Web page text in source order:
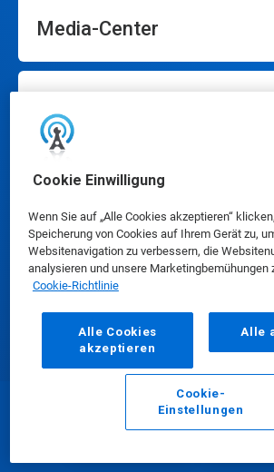
Cookie Einwilligung
Wenn Sie auf „Alle Cookies akzeptieren“
Speicherung von Cookies auf Ihrem Gerät zu,
Websitenavigation zu verbessern, die
analysieren und unsere Marketingbemühungen
Cookie-Richtlinie
Alle Cookies
akzeptieren
Alle
Cookie-
Einstellungen
Media-Center
Nutzung unserer Website
Unser Unternehmen
E-Mail